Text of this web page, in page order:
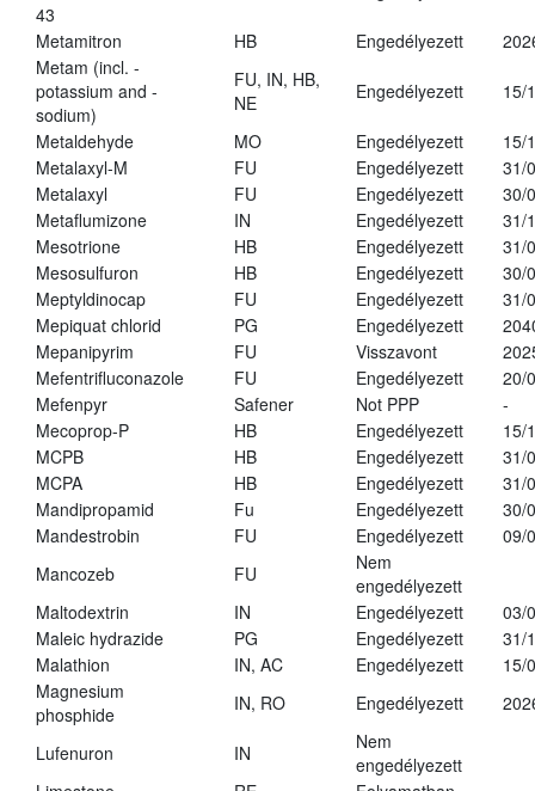
43
Metamitron HB Engedélyezett
Metam (incl. -
potassium and -
sodium)
FU, IN, HB,
NE
Engedélyezett 15/
Metaldehyde MO Engedélyezett
15/
Metalaxyl-M
FU Engedélyezett
31/
Metalaxyl
FU Engedélyezett
30/
Metaflumizone
IN Engedélyezett
31/
Mesotrione
HB Engedélyezett
31/
Mesosulfuron
HB Engedélyezett
30/
Meptyldinocap
FU Engedélyezett
31/
Mepiquat chlorid
PG Engedélyezett
Mepanipyrim
FU Visszavont
Mefentrifluconazole
FU Engedélyezett
20/
Mefenpyr
Safener Not PPP
-
Mecoprop-P
HB Engedélyezett
15/
MCPB
HB Engedélyezett
31/
MCPA
HB Engedélyezett
31/
Mandipropamid
Fu Engedélyezett
30/
Mandestrobin
FU Engedélyezett
09/
Mancozeb
FU
Nem
engedélyezett
Maltodextrin
IN Engedélyezett
03/
Maleic hydrazide
PG Engedélyezett
31/
Malathion
IN, AC Engedélyezett
15/
Magnesium
phosphide
IN, RO Engedélyezett
Lufenuron IN
Nem
engedélyezett